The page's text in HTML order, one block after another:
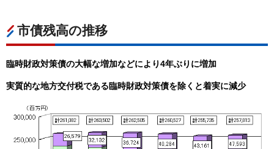
市債残高の推移
臨時財政対策債の大幅な増加などにより4年ぶりに増加
実質的な地方交付税である臨時財政対策債を除くと着実に減少